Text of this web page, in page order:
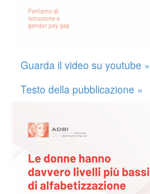
Guarda il video su youtube »
Testo della pubblicazione »